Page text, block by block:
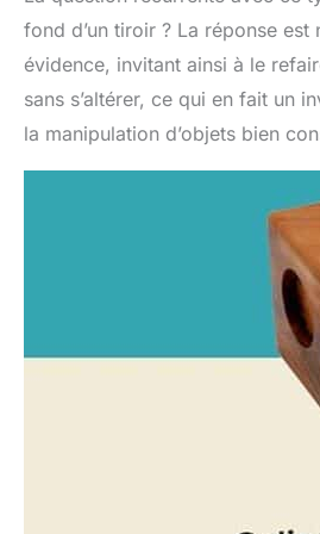
fond d’un tiroir ? La réponse
évidence, invitant ainsi à le
sans s’altérer, ce qui en fait un
la manipulation d’objets bien